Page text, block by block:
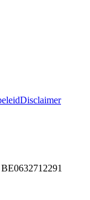
Disclaimer